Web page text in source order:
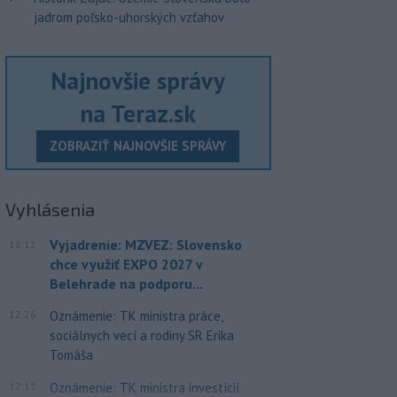
jadrom poľsko-uhorských vzťahov
Najnovšie správy
na Teraz.sk
ZOBRAZIŤ NAJNOVŠIE SPRÁVY
Vyhlásenia
18:12
Vyjadrenie: MZVEZ: Slovensko
chce využiť EXPO 2027 v
Belehrade na podporu...
12:26
Oznámenie: TK ministra práce,
sociálnych vecí a rodiny SR Erika
Tomáša
Oznámenie: TK ministra investícií